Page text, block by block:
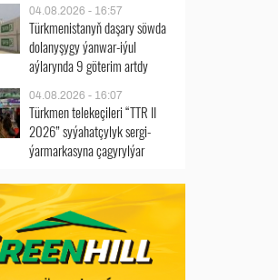
04.08.2026 - 16:57
Türkmenistanyň daşary söwda
dolanyşygy ýanwar-iýul
aýlarynda 9 göterim artdy
04.08.2026 - 16:07
Türkmen telekeçileri “TTR II
2026” syýahatçylyk sergi-
ýarmarkasyna çagyrylýar